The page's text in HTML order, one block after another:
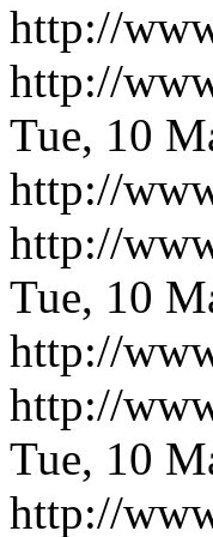
http://
http://
Tue, 10
http://
http://
Tue, 10
http://
http://
Tue, 10
http://